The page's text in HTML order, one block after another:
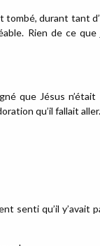
durant tant
Rien de ce que
que Jésus
qu’il fallait
senti qu’il y’avait